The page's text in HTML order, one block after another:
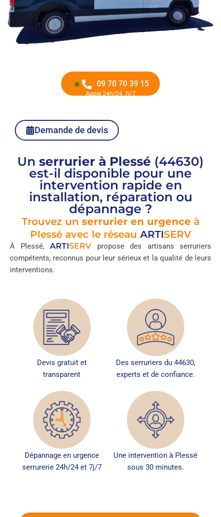
09 70 70 39 15
Appel 24h/24, 7j/7
Demande de devis
Un serrurier à Plessé (44630)
est-il disponible pour une
intervention rapide en
installation, réparation ou
dépannage ?
Trouvez un serrurier en urgence à
Plessé avec le réseau ARTISERV
À Plessé, ARTISERV propose des artisans serruriers
compétents, reconnus pour leur sérieux et la qualité de leurs
interventions.
Devis gratuit et
transparent
Des serruriers du 44630,
experts et de confiance.
Dépannage en urgence
serrurerie 24h/24 et 7j/7
Une intervention à Plessé
sous 30 minutes.